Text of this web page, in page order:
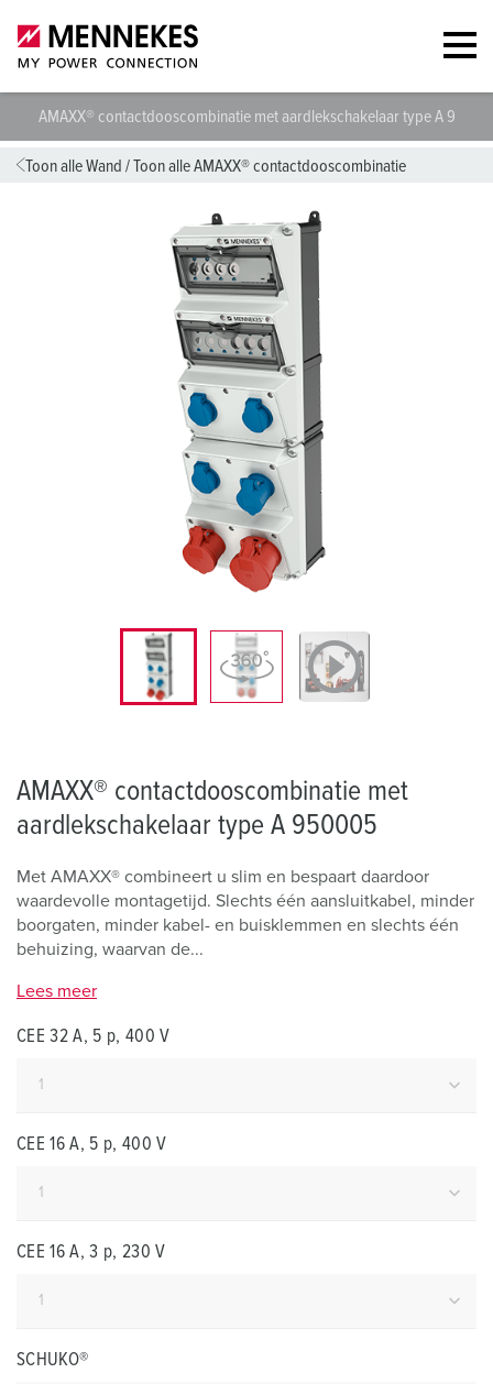
AMAXX® contactdooscombinatie met aardlekschakelaar type A
Toon alle Wand /Toon alle AMAXX® contactdooscombinatie
AMAXX® contactdooscombinatie met
aardlekschakelaar type A 950005
Met AMAXX® combineert u slim en bespaart daardoor
waardevolle montagetijd. Slechts één aansluitkabel, minder
boorgaten, minder kabel- en buisklemmen en slechts één
behuizing, waarvan de...
Lees meer
CEE 32 A, 5 p, 400 V
CEE 16 A, 5 p, 400 V
CEE 16 A, 3 p, 230 V
SCHUKO®